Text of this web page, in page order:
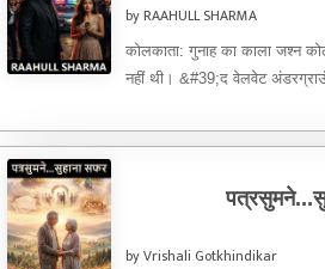
by RAAHULL SHARMA
कोलकाता: गुनाह का काला जश्न
नहीं थी। &#39;द वेलवेट
by Vrishali Gotkhindikar